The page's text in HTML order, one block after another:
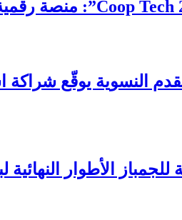
النسوية يوقّع
للجمباز الأطوار